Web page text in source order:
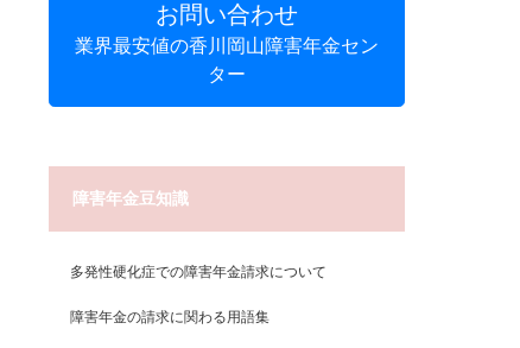
お問い合わせ
業界最安値の香川岡山障害年金セン
ター
障害年金豆知識
多発性硬化症での障害年金請求について
障害年金の請求に関わる用語集